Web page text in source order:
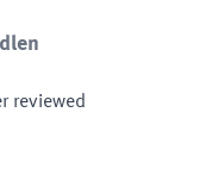
reviewed